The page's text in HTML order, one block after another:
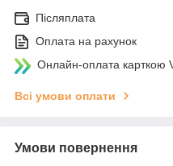
Післяплата
Оплата на рахунок
Онлайн-оплата карткою
Всі умови оплати
Умови повернення